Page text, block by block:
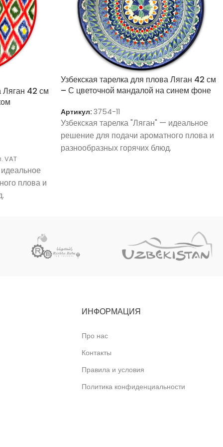
Ляган 42 см
VAT
плова и
Узбекская тарелка для плова Ляган 42 см
– С цветочной мандалой на синем фоне
Артикул: 3754-11
Узбекская тарелка "Ляган" — идеальное
решение для подачи ароматного плова и
разнообразных горячих блюд.
ИНФОРМАЦИЯ
Про нас
Контакты
Правила и условия
Политика конфиденциальности